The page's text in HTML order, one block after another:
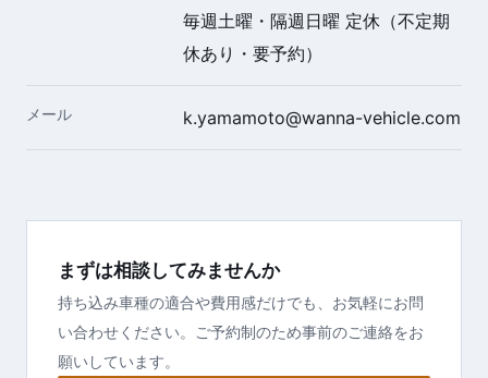
毎週土曜・隔週日曜 定休（不定期
休あり・要予約）
メール k.yamamoto@wanna-vehicle.com
まずは相談してみませんか
持ち込み車種の適合や費用感だけでも、お気軽にお問
い合わせください。ご予約制のため事前のご連絡をお
願いしています。